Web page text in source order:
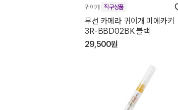
귀이개 직구상품
무선 카메라 귀이개 미에카키
3R-BBD02BK 블랙
29,500원